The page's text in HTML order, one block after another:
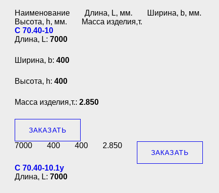
Наименование Длина, L, мм.
Ширина, b, мм.
Высота, h, мм.
Масса изделия,т.
С 70.40-10
Длина, L: 7000
Ширина, b: 400
Высота, h: 400
Масса изделия,т.: 2.850
ЗАКАЗАТЬ
7000 400 400 2.850
ЗАКАЗАТЬ
С 70.40-10.1у
Длина, L: 7000